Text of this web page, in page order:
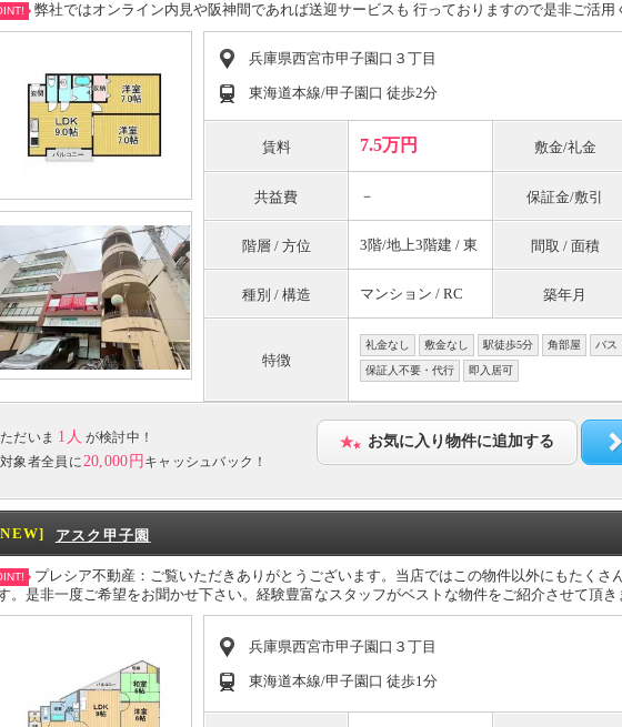
弊社ではオンライン内見や阪神間であれば送迎サービスも 行っておりますので是非ご活用
兵庫県西宮市甲子園口３丁目
東海道本線/甲子園口 徒歩2分
賃料 7.5万円 敷金/礼金
共益費 － 保証金/敷引
階層 / 方位 3階/地上3階建 / 東 間取 / 面積
種別 / 構造 マンション / RC 築年月
特徴
礼金なし 敷金なし 駅徒歩5分 角部屋 バス
保証人不要・代行 即入居可
ただいま 1人 が検討中！
対象者全員に20,000円 キャッシュバック！
お気に入り物件に追加する
アスク甲子園
プレシア不動産：ご覧いただきありがとうございます。当店ではこの物件以外にもたくさ
。是非一度ご希望をお聞かせ下さい。経験豊富なスタッフがベストな物件をご紹介させて頂き
兵庫県西宮市甲子園口３丁目
東海道本線/甲子園口 徒歩1分